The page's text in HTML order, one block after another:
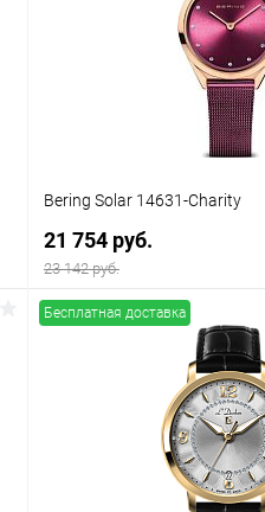
Bering Solar 14631-Charity
21 754 руб.
23 142 руб.
В
Купить в 1 клик
Бесплатная доставка